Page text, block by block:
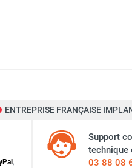
ENTREPRISE FRANÇAISE
Pal,
Support
technique
03 88 08